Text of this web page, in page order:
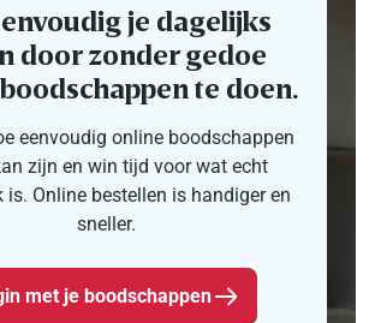
je dagelijks
door zonder gedoe
te doen.
eenvoudig online boodschappen
zijn en win tijd voor wat echt
is. Online bestellen is handiger en
sneller.
met je boodschappen